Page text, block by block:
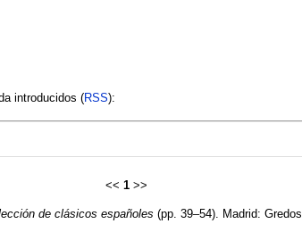
introducidos (RSS):
<< 1>>
de clásicos españoles (pp. 39–54). Madrid: Gredos.